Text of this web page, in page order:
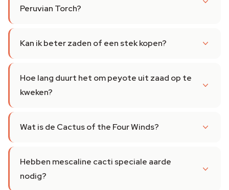
Peruvian Torch?
Kan ik beter zaden of een stek kopen?
Hoe lang duurt het om peyote uit zaad op te
kweken?
Wat is de Cactus of the Four Winds?
Hebben mescaline cacti speciale aarde
nodig?